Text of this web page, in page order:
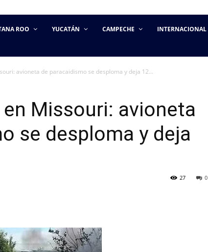
ROO YUCATÁN CAMPECHE INTERNACIONAL
avioneta de paracaidismo se desploma y deja 12...
Missouri: avioneta
se desploma y deja
0
27